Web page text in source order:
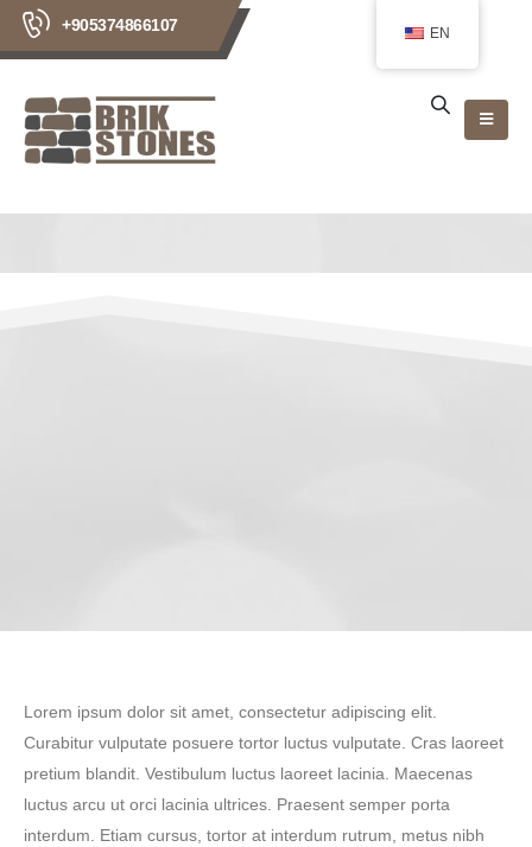
+905374866107
Lorem ipsum dolor sit amet, consectetur adipiscing elit.
Curabitur vulputate posuere tortor luctus vulputate. Cras laoreet
pretium blandit. Vestibulum luctus laoreet lacinia. Maecenas
luctus arcu ut orci lacinia ultrices. Praesent semper porta
interdum. Etiam cursus, tortor at interdum rutrum, metus nibh
EN